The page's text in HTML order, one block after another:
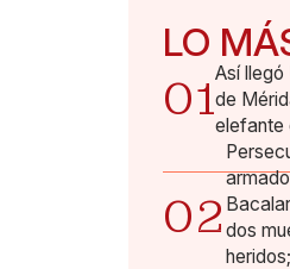
LO
01Así llegó
de
elefante
02dos